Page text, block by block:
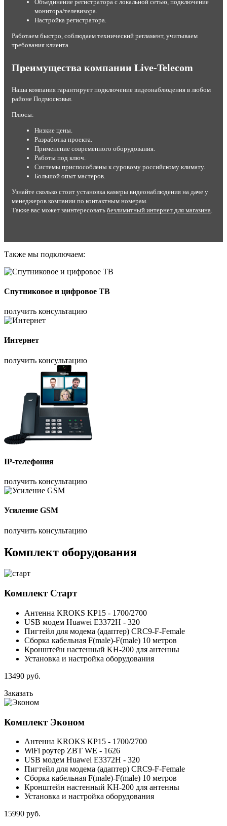
Объединение регистратора с локальной сетью, подключение
монитора/телевизора.
Настройка регистратора.
Работаем быстро, соблюдаем технический регламент, учитываем
требования клиента.
Преимущества компании Live-Telecom
Наша компания гарантирует подключение видеонаблюдения в любом
районе Подмосковья.
Плюсы:
Низкие цены.
Разработка проекта.
Применение современного оборудования.
Работы под ключ.
Системы приспособлены к суровому российскому климату.
Большой опыт мастеров.
Узнайте сколько стоит установка камеры видеонаблюдения на даче у
менеджеров компании по контактным номерам.
Также вас может заинтересовать безлимитный интернет для магазина
Также мы подключаем:
Спутниковое и цифровое ТВ
получить консультацию
Интернет
получить консультацию
IP-телефония
получить консультацию
Усиление GSM
получить консультацию
Комплект оборудования
Комплект Старт
Антенна KROKS KP15 - 1700/2700
USB модем Huawei E3372H - 320
Пигтейл для модема (адаптер) CRC9-F-Female
Сборка кабельная F(male)-F(male) 10 метров
Кронштейн настенный KH-200 для антенны
Установка и настройка оборудования
13490 руб.
Заказать
Комплект Эконом
Антенна KROKS KP15 - 1700/2700
WiFi роутер ZBT WE - 1626
USB модем Huawei E3372H - 320
Пигтейл для модема (адаптер) CRC9-F-Female
Сборка кабельная F(male)-F(male) 10 метров
Кронштейн настенный KH-200 для антенны
Установка и настройка оборудования
15990 руб.